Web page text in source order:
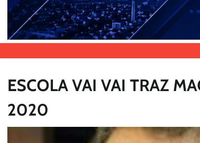
ESCOLA VAI VAI TRAZ
2020